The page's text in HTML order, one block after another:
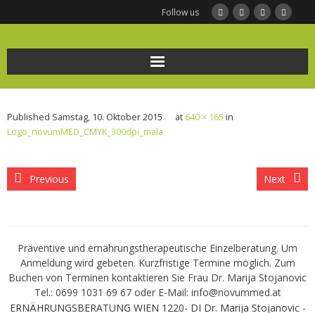
Follow us
Home
Ernährungsberatung
KONTAKT
Infothek
Published Samstag, 10. Oktober 2015 at 640 × 165 in
Logo_novumMED_CMYK_300dpi_mala
Previous Next
Präventive und ernährungstherapeutische Einzelberatung. Um
Anmeldung wird gebeten. Kurzfristige Termine möglich. Zum
Buchen von Terminen kontaktieren Sie Frau Dr. Marija Stojanovic
Tel.: 0699 1031 69 67 oder E-Mail: info@novummed.at
ERNÄHRUNGSBERATUNG WIEN 1220- DI Dr. Marija Stojanovic -